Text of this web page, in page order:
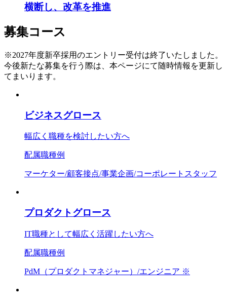
横断し、改革を推進
募集コース
※2027年度新卒採用のエントリー受付は終了いたしました。
今後新たな募集を行う際は、本ページにて随時情報を更新し
てまいります。
ビジネスグロース
幅広く職種を検討したい方へ
配属職種例
マーケター/顧客接点/事業企画/コーポレートスタッフ
プロダクトグロース
IT職種として幅広く活躍したい方へ
配属職種例
PdM（プロダクトマネジャー）/エンジニア ※